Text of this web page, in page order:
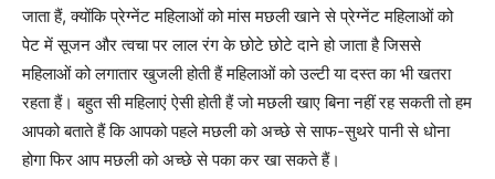
जाता हैं, क्योंकि प्रेग्नेंट महिलाओं को मांस मछली खाने से प्रेग्नेंट महिलाओं को
पेट में सूजन और त्वचा पर लाल रंग के छोटे छोटे दाने हो जाता है जिससे
महिलाओं को लगातार खुजली होती हैं महिलाओं को उल्टी या दस्त का भी खतरा
रहता हैं। बहुत सी महिलाएं ऐसी होती हैं जो मछली खाए बिना नहीं रह सकती तो हम
आपको बताते हैं कि आपको पहले मछली को अच्छे से साफ-सुथरे पानी से धोना
होगा फिर आप मछली को अच्छे से पका कर खा सकते हैं।